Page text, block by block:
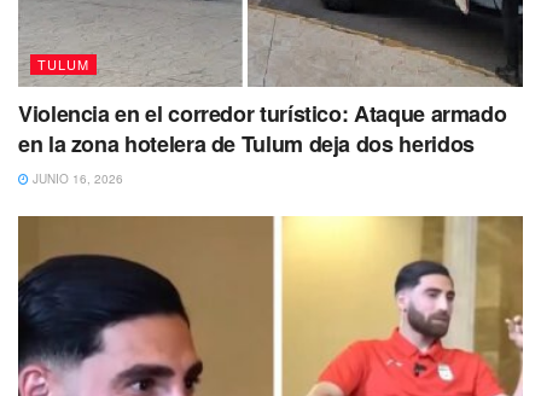
Tags: barreras
TULUM
Violencia en el corredor turístico: Ataque armado
en la zona hotelera de Tulum deja dos heridos
JUNIO 16, 2026